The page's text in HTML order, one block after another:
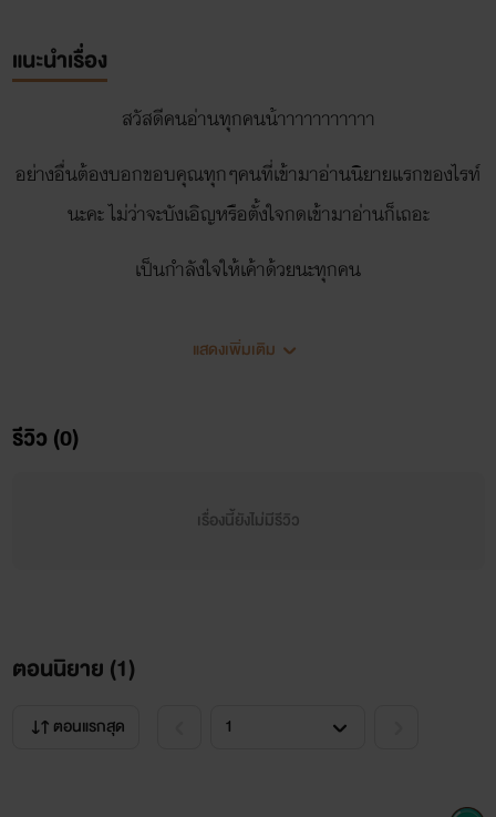
แนะนำเรื่อง
สวัสดีคนอ่านทุกคนน้าาาาาาาาาาา
อย่างอื่นต้องบอกขอบคุณทุกๆคนที่เข้ามาอ่านนิยายแรกของไรท์
นะคะ ไม่ว่าจะบังเอิญหรือตั้งใจกดเข้ามาอ่านก็เถอะ
เป็นกำลังใจให้เค้าด้วยนะทุกคน
แสดงเพิ่มเติม
รีวิว (0)
เรื่องนี้ยังไม่มีรีวิว
ตอนนิยาย (1)
ตอนแรกสุด